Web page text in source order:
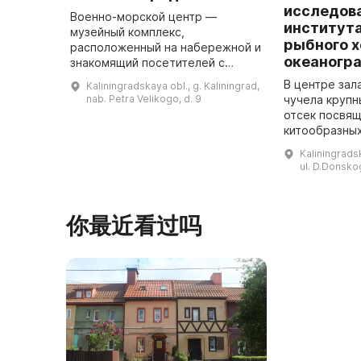
Военно-морской центр —
музейный комплекс,
расположенный на набережной и
знакомящий посетителей с
техникой. В состав Военно-
морского центра, помимо «Куба
Kaliningradskaya obl., g. Kaliningrad,
nab. Petra Velikogo, d. 9
рыбного
В центре
чучела
отсек
десятки
ul.
你最近看过吗